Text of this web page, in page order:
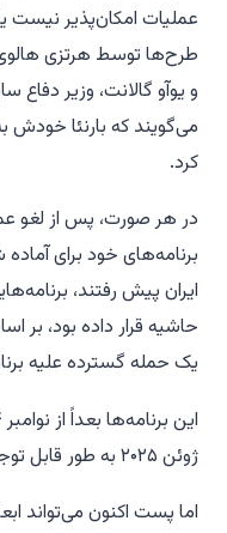
عملیات امکان‌پذیر نیست
طرح‌ها توسط هرتزی
و یوآو گالانت، وزیر دفاع
می‌گویند که بارنئا خودش
کرد.
در هر صورت، پس از لغو
برنامه‌های خود برای
ایران پیش رفتند،
حاشیه قرار داده بود، بر
یک حمله گسترده علیه
ژوئن ۲۰۲۵ به طور قابل توجهی توسعه یافتند.
اما پست اکنون می‌تواند